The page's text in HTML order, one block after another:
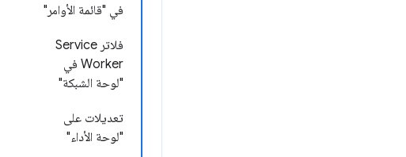
في "قائمة الأوامر"
فلاتر Service
Worker في
"لوحة الشبكة"
تعديلات على
"لوحة الأداء"